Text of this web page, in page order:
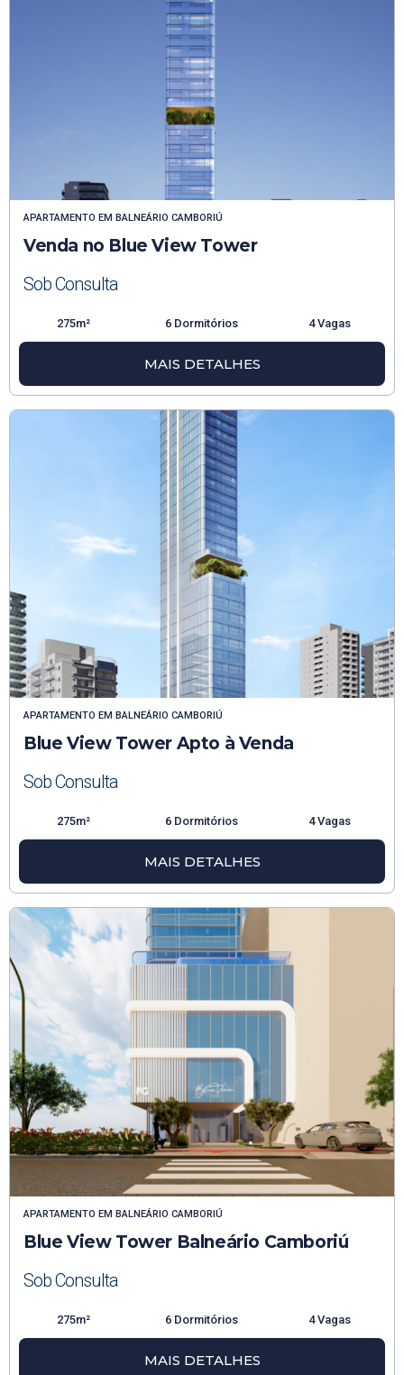
APARTAMENTO EM BALNEÁRIO CAMBORIÚ
Venda no Blue View Tower
Sob Consulta
275m² 6 Dormitórios 4 Vagas
MAIS DETALHES
APARTAMENTO EM BALNEÁRIO CAMBORIÚ
Blue View Tower Apto à Venda
Sob Consulta
275m² 6 Dormitórios 4 Vagas
MAIS DETALHES
APARTAMENTO EM BALNEÁRIO CAMBORIÚ
Blue View Tower Balneário Camboriú
Sob Consulta
275m² 6 Dormitórios 4 Vagas
MAIS DETALHES